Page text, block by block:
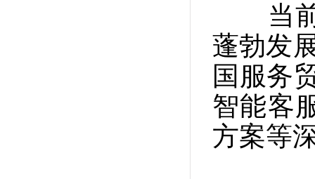
当前
蓬勃发
国服务
智能客
方案等